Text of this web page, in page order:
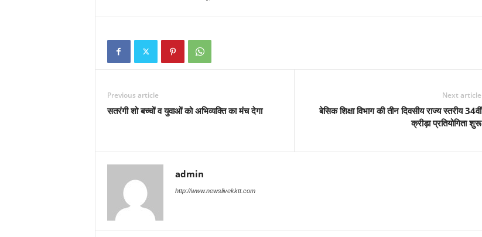
Previous article
सतरंगी शो बच्चों व युवाओं को अभिव्यक्ति का मंच देगा
Next article
बेसिक शिक्षा विभाग की तीन दिवसीय राज्य स्तरीय 34वीं
क्रीड़ा प्रतियोगिता शुरू
admin
http://www.newslivekktt.com